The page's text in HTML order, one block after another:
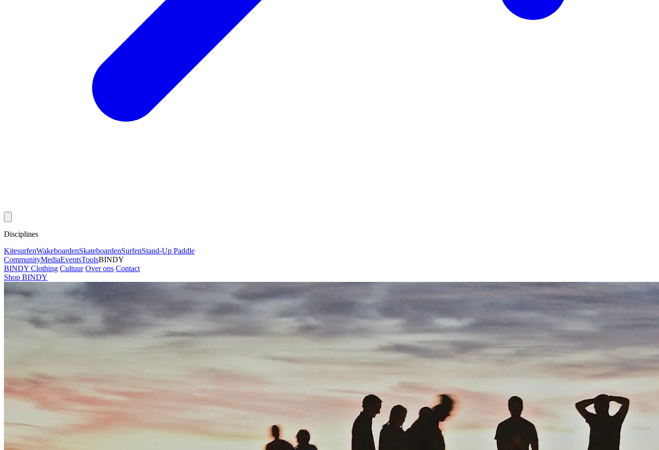
Disciplines
KitesurfenWakeboardenSkateboardenSurfenStand-Up Paddle
CommunityMediaEventsToolsBINDY
BINDY Clothing Cultuur Over ons Contact
Shop BINDY